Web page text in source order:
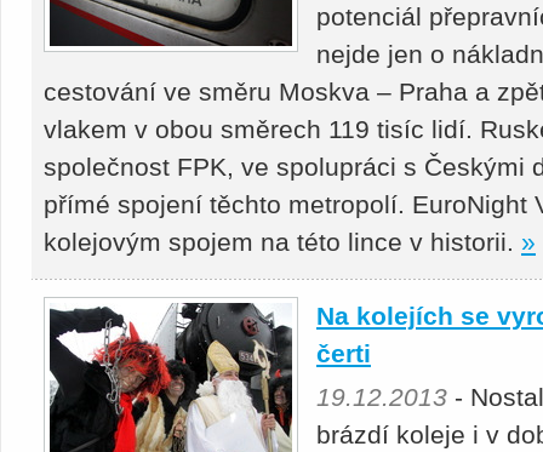
potenciál
nejde jen o
cestování ve směru Moskva – Praha a
vlakem v obou směrech 119 tisíc lidí.
společnost FPK, ve spolupráci s Českými
přímé spojení těchto metropolí. EuroNight
kolejovým spojem na této lince v historii. »
Na kolejích se
čerti
19.12.2013 -
brázdí koleje i v